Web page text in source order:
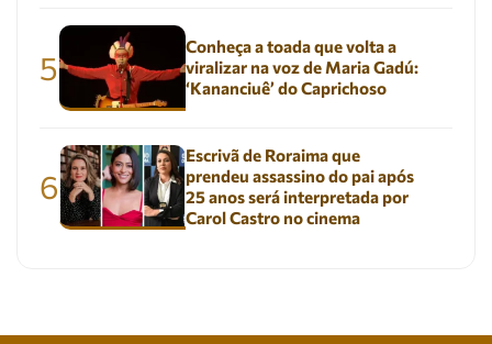
5
Conheça a toada que volta a
viralizar na voz de Maria Gadú:
‘Kananciuê’ do Caprichoso
6
Escrivã de Roraima que
prendeu assassino do pai após
25 anos será interpretada por
Carol Castro no cinema